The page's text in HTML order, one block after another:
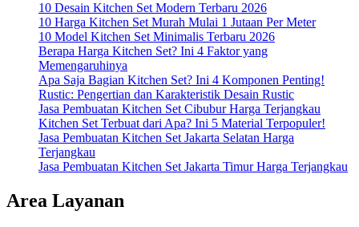
10 Desain Kitchen Set Modern Terbaru 2026
10 Harga Kitchen Set Murah Mulai 1 Jutaan Per Meter
10 Model Kitchen Set Minimalis Terbaru 2026
Berapa Harga Kitchen Set? Ini 4 Faktor yang
Memengaruhinya
Apa Saja Bagian Kitchen Set? Ini 4 Komponen Penting!
Rustic: Pengertian dan Karakteristik Desain Rustic
Jasa Pembuatan Kitchen Set Cibubur Harga Terjangkau
Kitchen Set Terbuat dari Apa? Ini 5 Material Terpopuler!
Jasa Pembuatan Kitchen Set Jakarta Selatan Harga
Terjangkau
Jasa Pembuatan Kitchen Set Jakarta Timur Harga Terjangkau
Area Layanan